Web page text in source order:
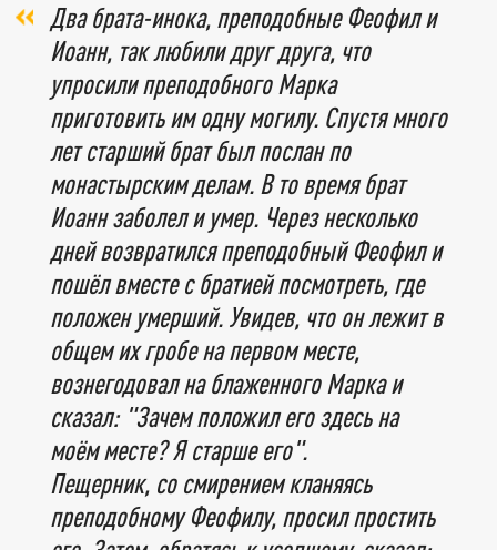
Два брата-инока, преподобные Феофил и
Иоанн, так любили друг друга, что
упросили преподобного Марка
приготовить им одну могилу. Спустя много
лет старший брат был послан по
монастырским делам. В то время брат
Иоанн заболел и умер. Через несколько
дней возвратился преподобный Феофил и
пошёл вместе с братией посмотреть, где
положен умерший. Увидев, что он лежит в
общем их гробе на первом месте,
вознегодовал на блаженного Марка и
сказал: "Зачем положил его здесь на
моём месте? Я старше его".
Пещерник, со смирением кланяясь
преподобному Феофилу, просил простить